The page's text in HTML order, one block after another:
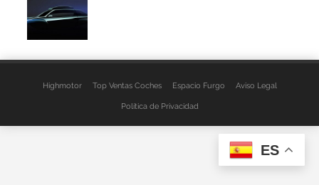
Highmotor Top Ventas Coches Espacio Furgo Aviso Legal
Política de Privacidad
ES